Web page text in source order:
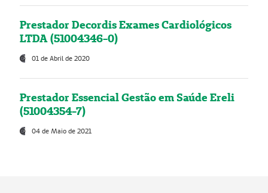
Prestador Decordis Exames Cardiológicos
LTDA (51004346-0)
01 de Abril de 2020
Prestador Essencial Gestão em Saúde Ereli
(51004354-7)
04 de Maio de 2021